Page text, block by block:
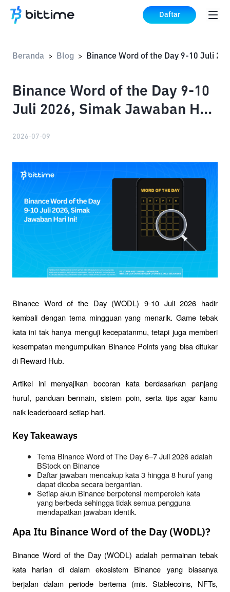
Daftar
Beranda > Blog >
Binance Word of the Day 9-10
Juli 2026, Simak Jawaban Hari
2026-07-09
Binance Word of the Day (WODL) 9-10 Juli 2026 hadir
kembali dengan tema mingguan yang menarik. Game tebak
kata ini tak hanya menguji kecepatanmu, tetapi juga memberi
kesempatan mengumpulkan Binance Points yang bisa ditukar
di Reward Hub.
Artikel ini menyajikan bocoran kata berdasarkan panjang
huruf, panduan bermain, sistem poin, serta tips agar kamu
naik leaderboard setiap hari.
Key Takeaways
Tema Binance Word of The Day 6–7 Juli 2026 adalah
BStock on Binance
Daftar jawaban mencakup kata 3 hingga 8 huruf yang
dapat dicoba secara bergantian.
Setiap akun Binance berpotensi memperoleh kata
yang berbeda sehingga tidak semua pengguna
mendapatkan jawaban identik.
Apa Itu Binance Word of the Day (WODL)?
Binance Word of the Day (WODL) adalah permainan tebak
kata harian di dalam ekosistem Binance yang biasanya
berjalan dalam periode bertema (mis. Stablecoins, NFTs,